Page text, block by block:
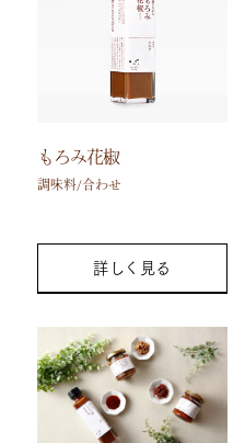
もろみ花椒
調味料/合わせ
詳しく見る